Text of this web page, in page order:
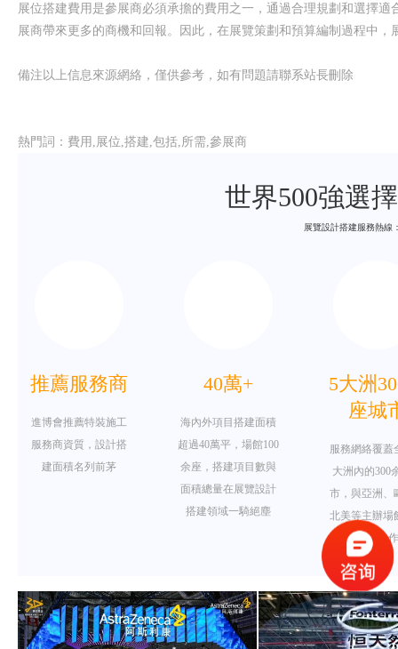
展位搭建費用是參展商必須承擔的費用之一，通過合理規劃和選擇適合
展商帶來更多的商機和回報。因此，在展覽策劃和預算編制過程中，
備注以上信息來源網絡，僅供參考，如有問題請聯系站長刪除
熱門詞：費用,展位,搭建,包括,所需,參展商
世界500強選
展覽設計搭建服務熱線
推薦服務商
進博會推薦特裝施工
服務商資質，設計搭
建面積名列前茅
40萬+
海內外項目搭建面積
超過40萬平，場館100
余座，搭建項目數與
面積總量在展覽設計
搭建領域一騎絕塵
5大洲
座城
服務網絡覆蓋
大洲內的300
市，與亞洲
北美等主辦場
長期戰略合